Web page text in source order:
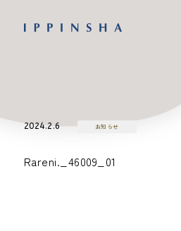
2024.2.6 お知らせ
Rareni._46009_01